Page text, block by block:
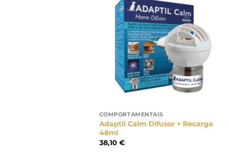
COMPORTAMENTAIS
Adaptil Calm Difusor + Recarga
48ml
38,10 €